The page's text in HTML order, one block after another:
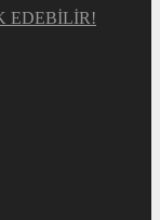
EDEBİLİR!